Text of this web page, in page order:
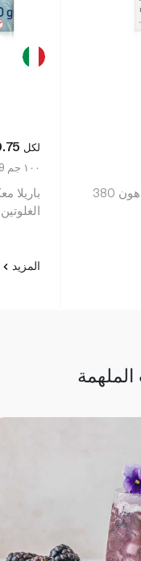
بيرنيكد نودلز خالية من الدهون 380
لكل
7.69 ١٠٠ جم
باريلا
الغلوتين 400 غرام
المزيد